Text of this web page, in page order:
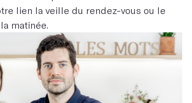
lien la veille du rendez-vous ou le
matinée.